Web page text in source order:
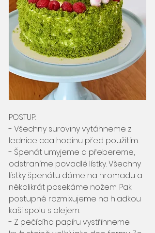
POSTUP:
- Všechny suroviny vytáhneme z
lednice cca hodinu před použitím.
- Špenát umyjeme a přebereme,
odstraníme povadlé lístky. Všechny
lístky špenátu dáme na hromadu a
několikrát posekáme nožem. Pak
postupně rozmixujeme na hladkou
kaši spolu s olejem.
- Z pečícího papíru vystřihneme